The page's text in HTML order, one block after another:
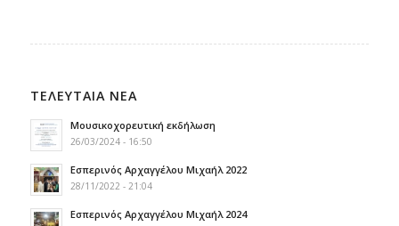
ΤΕΛΕΥΤΑΙΑ ΝΕΑ
Μουσικοχορευτική εκδήλωση
26/03/2024 - 16:50
Εσπερινός Αρχαγγέλου Μιχαήλ 2022
28/11/2022 - 21:04
Εσπερινός Αρχαγγέλου Μιχαήλ 2024